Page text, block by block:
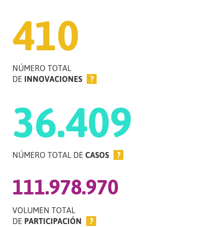
410
NÚMERO TOTAL
DE INNOVACIONES ?
36.409
NÚMERO TOTAL DE CASOS ?
111.978.970
VOLUMEN TOTAL
DE PARTICIPACIÓN ?